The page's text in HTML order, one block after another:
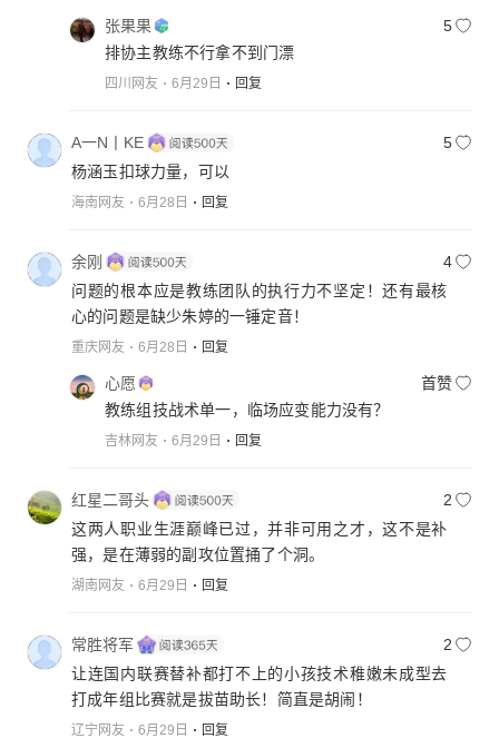
张果果
5
排协主教练不行拿不到门漂
四川网友 6月29日 回复
A一N丨KE
5
杨涵玉扣球力量，可以
海南网友 6月28日 回复
余刚
4
问题的根本应是教练团队的执行力不坚定！还有最核
心的问题是缺少朱婷的一锤定音！
重庆网友 6月28日 回复
心愿
首赞
教练组技战术单一，临场应变能力没有？
吉林网友 6月29日 回复
红星二哥头
2
这两人职业生涯巅峰已过，并非可用之才，这不是补
强，是在薄弱的副攻位置捅了个洞。
湖南网友 6月29日 回复
常胜将军
2
让连国内联赛替补都打不上的小孩技术稚嫩未成型去
打成年组比赛就是拔苗助长！简直是胡闹！
辽宁网友 6月29日 回复